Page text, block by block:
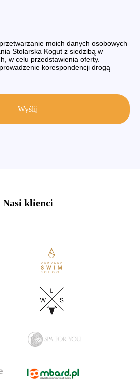
moich danych osobowych
Stolarska Kogut z siedzibą w
w celu przedstawienia oferty.
korespondencji drogą
Wyślij
Nasi klienci